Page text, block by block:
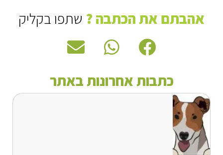
אהבתם את הכתבה ? שתפו בקליק
כתבות אחרונות באתר